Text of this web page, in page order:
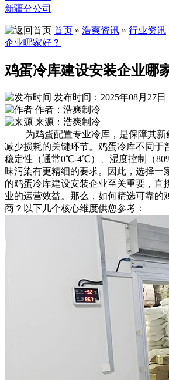
新疆分公司
首页 » 浩爽资讯 » 行业资讯
企业哪家好？
鸡蛋冷库建设安装企业哪
发布时间：2025年08月27日
作者：浩爽制冷
来源：浩爽制冷
为鸡蛋配置专业冷库，是保障其新
减少损耗的关键环节。鸡蛋冷库不同于
稳定性（通常0℃-4℃）、湿度控制（
味污染有更精细的要求。因此，选择一
的鸡蛋冷库建设安装企业至关重要，直
业的运营效益。那么，如何筛选可靠的
商？以下几个核心维度供您参考：